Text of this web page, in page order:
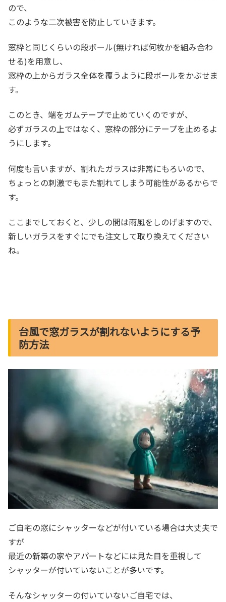
ので、
このような二次被害を防止していきます。
窓枠と同じくらいの段ボール(無ければ何枚かを組み合わ
せる)を用意し、
窓枠の上からガラス全体を覆うように段ボールをかぶせま
す。
このとき、端をガムテープで止めていくのですが、
必ずガラスの上ではなく、窓枠の部分にテープを止めるよ
うにします。
何度も言いますが、割れたガラスは非常にもろいので、
ちょっとの刺激でもまた割れてしまう可能性があるからで
す。
ここまでしておくと、少しの間は雨風をしのげますので、
新しいガラスをすぐにでも注文して取り換えてください
ね。
台風で窓ガラスが割れないようにする予
防方法
ご自宅の窓にシャッターなどが付いている場合は大丈夫で
すが
最近の新築の家やアパートなどには見た目を重視して
シャッターが付いていないことが多いです。
そんなシャッターの付いていないご自宅では、